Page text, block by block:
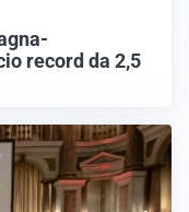
record da 2,5